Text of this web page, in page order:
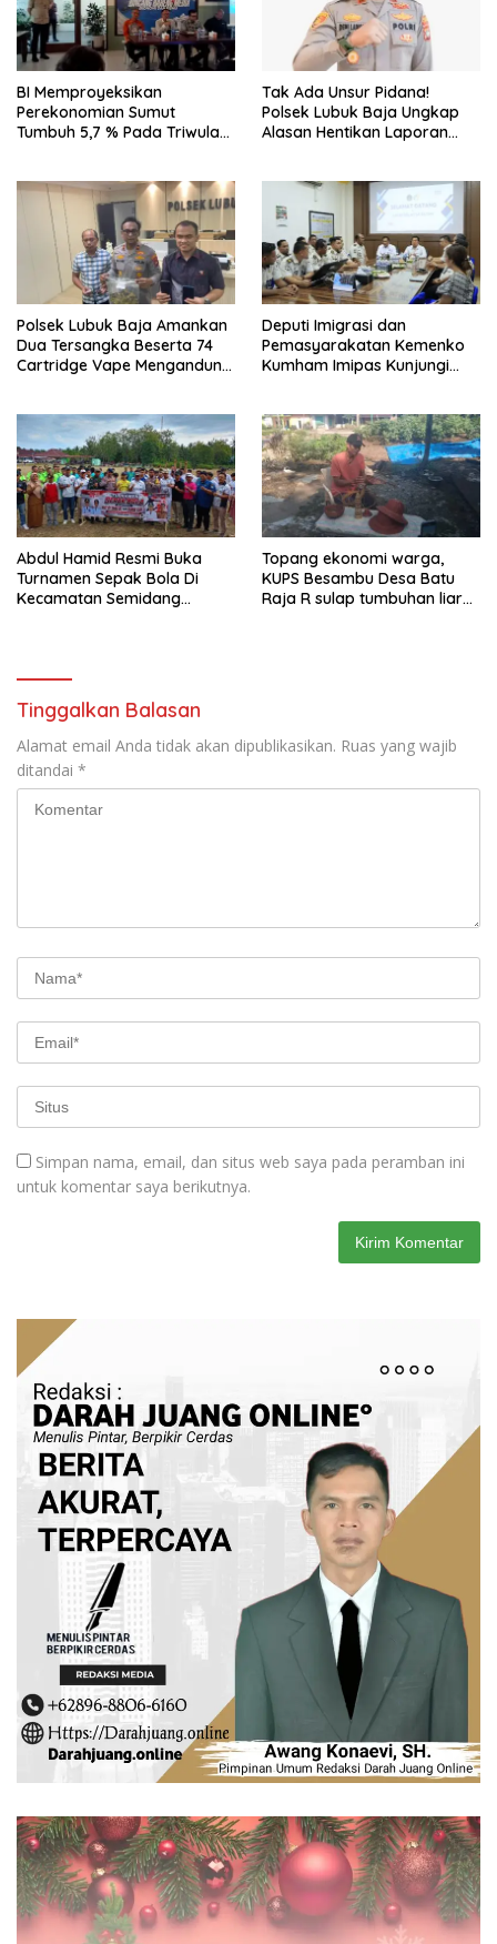
BI Memproyeksikan
Perekonomian Sumut
Tumbuh 5,7 % Pada Triwulan
Tak Ada Unsur Pidana!
Polsek Lubuk Baja Ungkap
Alasan Hentikan Laporan
Polsek Lubuk Baja Amankan
Dua Tersangka Beserta 74
Cartridge Vape Mengandung
Deputi Imigrasi dan
Pemasyarakatan Kemenko
Kumham Imipas Kunjungi
Abdul Hamid Resmi Buka
Turnamen Sepak Bola Di
Kecamatan Semidang
Topang ekonomi warga,
KUPS Besambu Desa Batu
Raja R sulap tumbuhan liar
Tinggalkan Balasan
Alamat email Anda tidak akan dipublikasikan. Ruas yang wajib
ditandai *
Simpan nama, email, dan situs web saya pada peramban ini
untuk komentar saya berikutnya.